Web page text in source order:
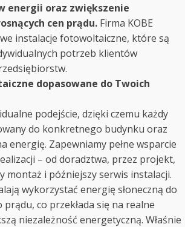
energii oraz zwiększenie
cen prądu. Firma KOBE
instalacje fotowoltaiczne, które są
potrzeb klientów
dopasowane do Twoich
podejście, dzięki czemu każdy
do konkretnego budynku oraz
energię. Zapewniamy pełne wsparcie
– od doradztwa, przez projekt,
montaż i późniejszy serwis instalacji.
wykorzystać energię słoneczną do
prądu, co przekłada się na realne
niezależność energetyczną. Właśnie